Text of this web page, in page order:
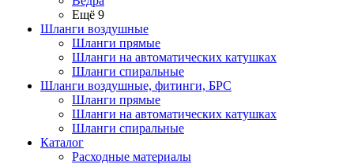
Ещё 9
Шланги воздушные
Шланги прямые
Шланги на автоматических катушках
Шланги спиральные
Шланги воздушные, фитинги, БРС
Шланги прямые
Шланги на автоматических катушках
Шланги спиральные
Каталог
Расходные материалы